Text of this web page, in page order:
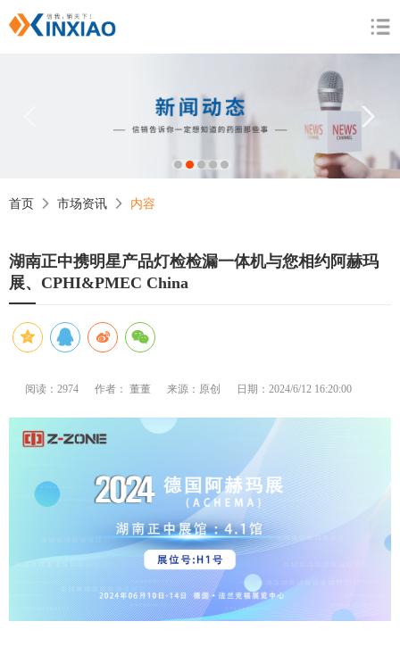
1 2 3 4 5
首页 市场资讯 内容
湖南正中携明星产品灯检检漏一体机与您相约阿赫玛
展、CPHI&PMEC China
阅读：2974 作者： 董董 来源：原创 日期：2024/6/12 16:20:00